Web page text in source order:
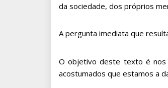
da sociedade, dos próprios
A pergunta imediata que
O objetivo deste texto é nos
acostumados que estamos a